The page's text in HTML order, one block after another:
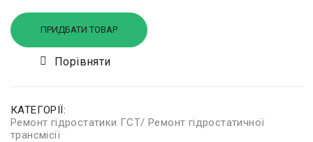
ПРИДБАТИ ТОВАР
Порівняти
КАТЕГОРІЇ:
Ремонт гідростатики ГСТ/ Ремонт гідростатичної
трансмісії